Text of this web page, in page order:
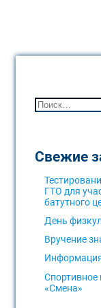
Свежие
ГТО для
батутного
День
Вручение
Спортивное
«Смена»